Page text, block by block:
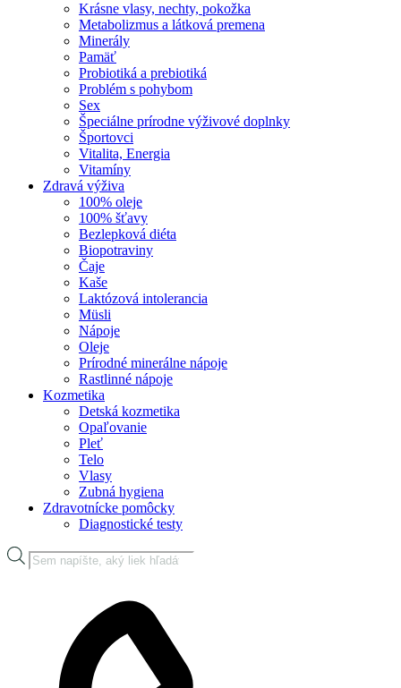
Krásne vlasy, nechty, pokožka
Metabolizmus a látková premena
Minerály
Pamäť
Probiotiká a prebiotiká
Problém s pohybom
Sex
Špeciálne prírodne výživové doplnky
Športovci
Vitalita, Energia
Vitamíny
Zdravá výživa
100% oleje
100% šťavy
Bezlepková diéta
Biopotraviny
Čaje
Kaše
Laktózová intolerancia
Müsli
Nápoje
Oleje
Prírodné minerálne nápoje
Rastlinné nápoje
Kozmetika
Detská kozmetika
Opaľovanie
Pleť
Telo
Vlasy
Zubná hygiena
Zdravotnícke pomôcky
Diagnostické testy
Products
search